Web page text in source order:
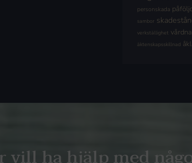
personskada
sambor
verkställighet
äktenskapsskillnad